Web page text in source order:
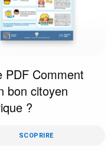
PDF Comment
bon citoyen
?
SCOPRIRE